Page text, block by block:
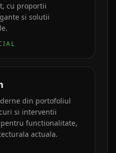
cu proportii
si solutii
din portofoliul
si interventii
functionalitate,
actuala.